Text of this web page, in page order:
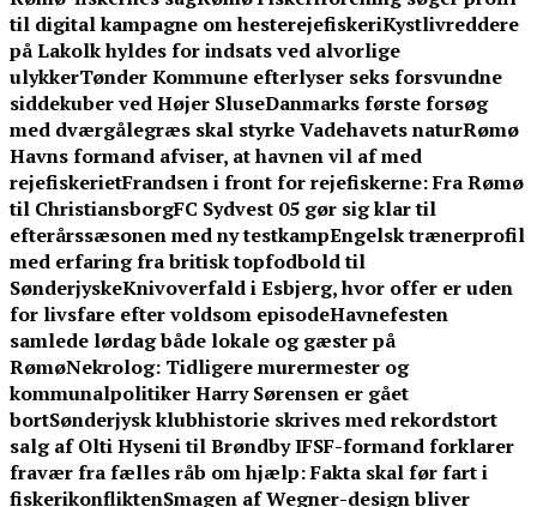
til digital kampagne om hesterejefiskeriKystlivreddere
på Lakolk hyldes for indsats ved alvorlige
ulykkerTønder Kommune efterlyser seks forsvundne
siddekuber ved Højer SluseDanmarks første forsøg
med dværgålegræs skal styrke Vadehavets naturRømø
Havns formand afviser, at havnen vil af med
rejefiskerietFrandsen i front for rejefiskerne: Fra Rømø
til ChristiansborgFC Sydvest 05 gør sig klar til
efterårssæsonen med ny testkampEngelsk trænerprofil
med erfaring fra britisk topfodbold til
SønderjyskeKnivoverfald i Esbjerg, hvor offer er uden
for livsfare efter voldsom episodeHavnefesten
samlede lørdag både lokale og gæster på
RømøNekrolog: Tidligere murermester og
kommunalpolitiker Harry Sørensen er gået
bortSønderjysk klubhistorie skrives med rekordstort
salg af Olti Hyseni til Brøndby IFSF-formand forklarer
fravær fra fælles råb om hjælp: Fakta skal før fart i
fiskerikonfliktenSmagen af Wegner-design bliver